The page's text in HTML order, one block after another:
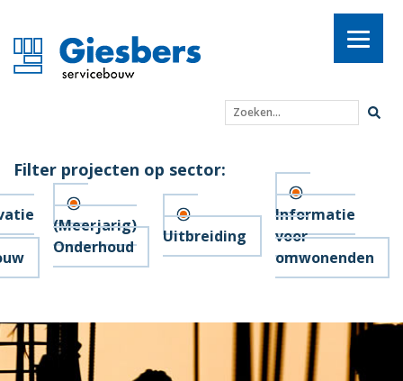
Zoeken...
Filter projecten op sector:
(Meerjarig)
Onderhoud
Uitbreiding
Informatie
voor
omwonenden